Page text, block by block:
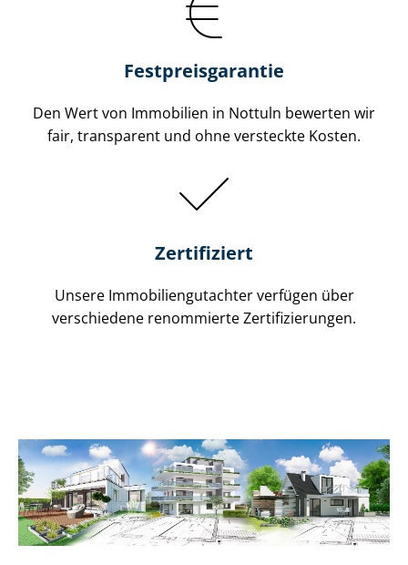
Festpreis​garantie
Den Wert von Immobilien in Nottuln bewerten wir
fair, transparent und ohne versteckte Kosten.
Zertifiziert
Unsere Immobilien­gutachter verfügen über
verschiedene renommierte Zer­ti­fi­zie­run­gen.